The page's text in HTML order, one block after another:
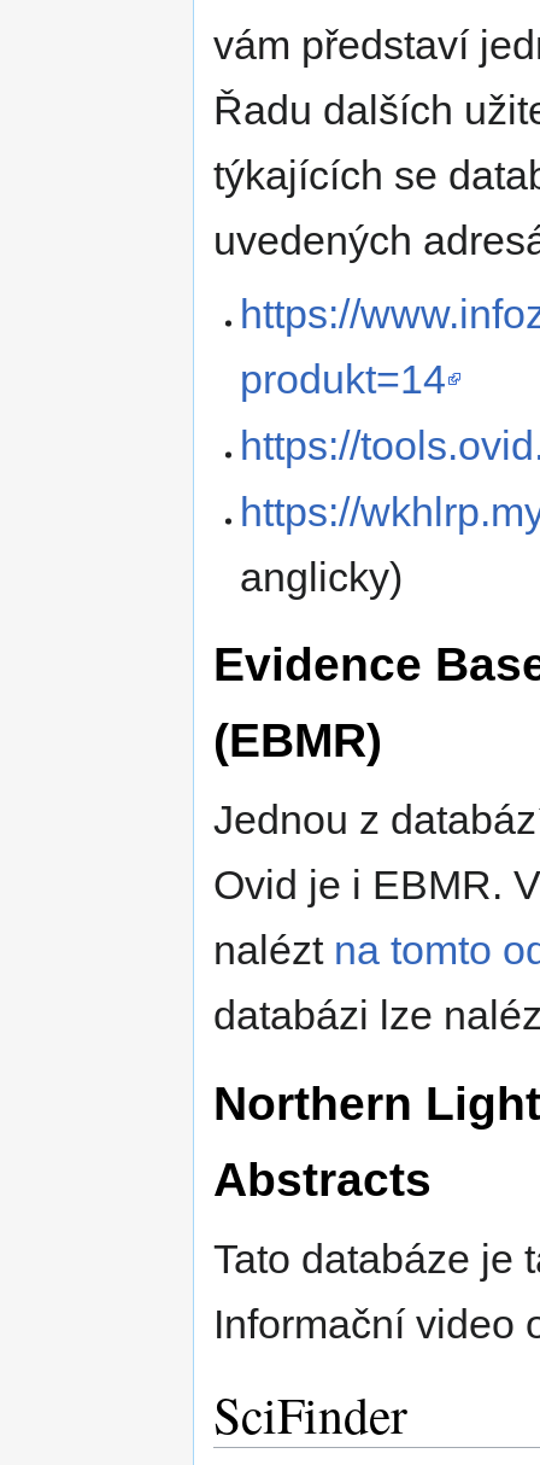
vám představí
Řadu dalších
týkajících se
uvedených
https://
produkt=14
https://
https://
anglicky)
Evidence
(EBMR)
Jednou z
Ovid je i EBMR.
nalézt na tomto
databázi lze
Northern
Abstracts
Tato databáze je
Informační video
SciFinder